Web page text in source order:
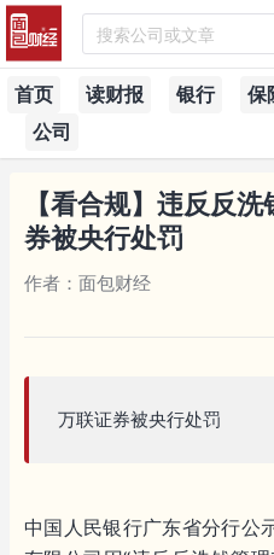
搜索公司或文章
首页 读财报 银行 保
公司
【看合规】违反反
券被央行处罚
作者：面包财经
万联证券被央行处罚
中国人民银行广东省分行公